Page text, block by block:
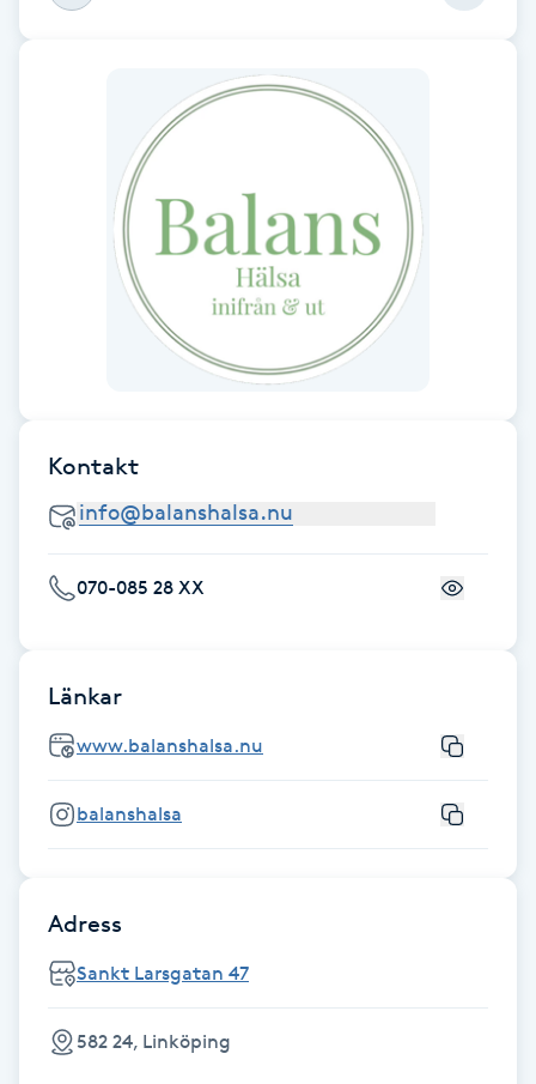
F
Faceliftmassage
Fet hårbotten
Fettreducering
Fillers
Fotsvamp
Fransar
Fransborttagning
Fransfärgning
Fransförlängning Megavolym
Fransförlängning Volym
Kontakt
070-085 28 XX
Länkar
www.balanshalsa.nu
balanshalsa
Adress
Sankt Larsgatan 47
582 24, Linköping